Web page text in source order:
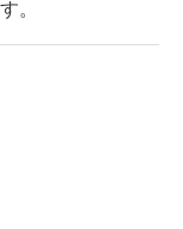
。